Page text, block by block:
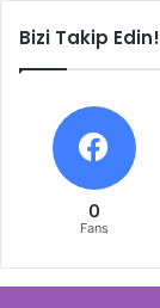
Bizi Takip Edin!
0
Fans